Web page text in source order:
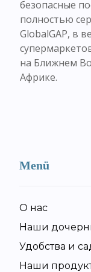
безопасные
полностью
GlobalGAP, в
на Ближнем
Африке.
Menü
О нас
Наши
Удобства и
Наши